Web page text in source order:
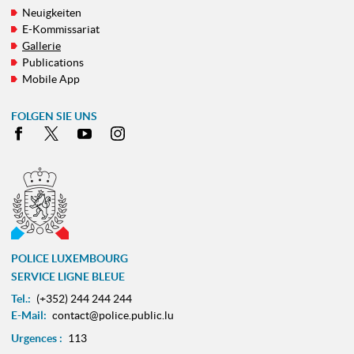
Neuigkeiten
E-Kommissariat
Gallerie
Publications
Mobile App
FOLGEN SIE UNS
Facebook
X Youtube
POLICE LUXEMBOURG
SERVICE LIGNE BLEUE
Tel.: (+352) 244 244 244
E-Mail: contact@police.public.lu
Urgences : 113